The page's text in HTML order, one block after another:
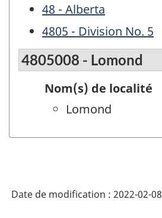
48 - Alberta
4805 - Division No. 5
4805008 - Lomond
Nom(s) de localité
Lomond
Date de modification : 2022-02-08